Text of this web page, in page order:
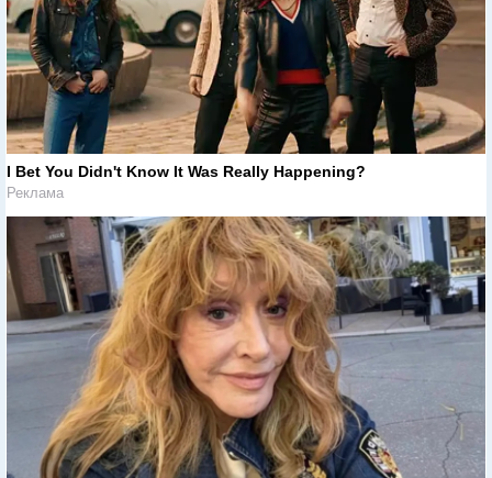
I Bet You Didn't Know It Was Really Happening?
Реклама